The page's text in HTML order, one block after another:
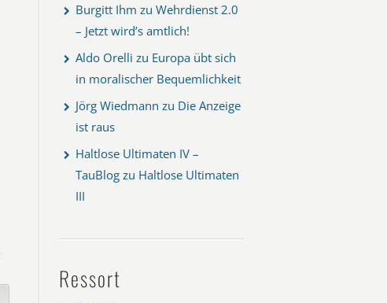
Burgitt Ihm zu Wehrdienst 2.0
– Jetzt wird’s amtlich!
Aldo Orelli zu Europa übt sich
in moralischer Bequemlichkeit
Jörg Wiedmann zu Die Anzeige
ist raus
Haltlose Ultimaten IV –
TauBlog zu Haltlose Ultimaten
III
Ressort